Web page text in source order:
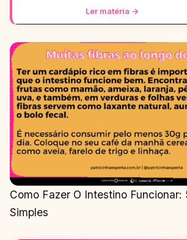
Tudo testado e aprova
Ler matéria →
Como Fazer O Intestino Funcionar:
Simples